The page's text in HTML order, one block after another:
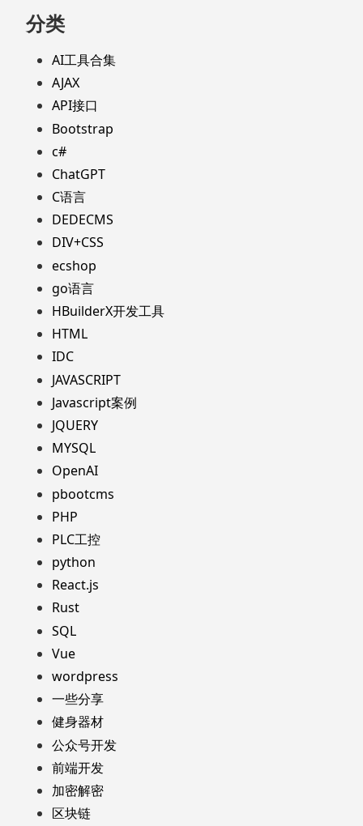
分类
AI工具合集
AJAX
API接口
Bootstrap
c#
ChatGPT
C语言
DEDECMS
DIV+CSS
ecshop
go语言
HBuilderX开发工具
HTML
IDC
JAVASCRIPT
Javascript案例
JQUERY
MYSQL
OpenAI
pbootcms
PHP
PLC工控
python
React.js
Rust
SQL
Vue
wordpress
一些分享
健身器材
公众号开发
前端开发
加密解密
区块链